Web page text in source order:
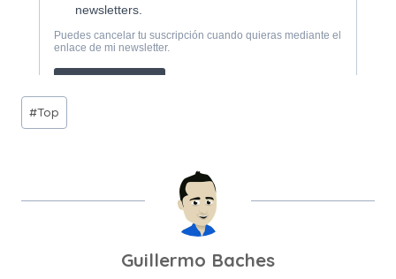
Etiquetas
de
#Top
Guillermo Baches